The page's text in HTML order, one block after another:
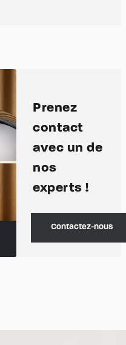
Prenez
contact
avec un de
nos
experts !
Contactez-nous